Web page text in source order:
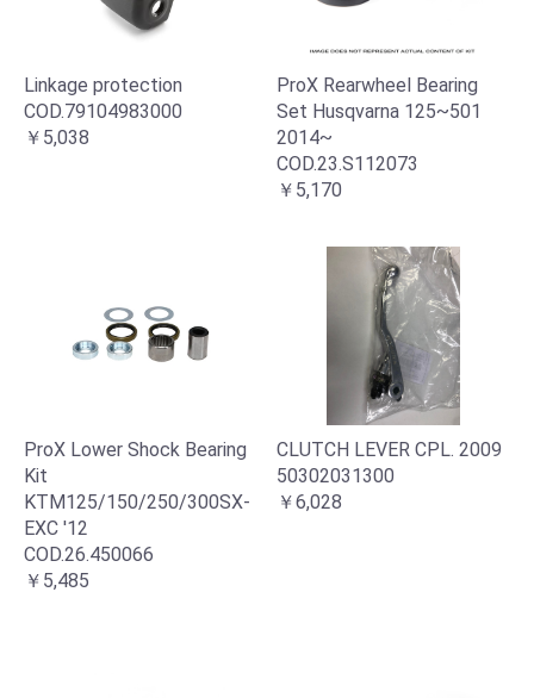
Linkage protection
COD.79104983000
￥5,038
ProX Rearwheel Bearing
Set Husqvarna 125~501
2014~
COD.23.S112073
￥5,170
ProX Lower Shock Bearing
Kit
KTM125/150/250/300SX-
EXC '12
COD.26.450066
￥5,485
CLUTCH LEVER CPL. 2009
50302031300
￥6,028